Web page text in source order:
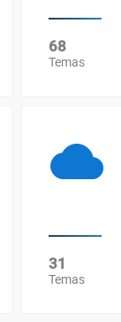
68
Temas
31
Temas